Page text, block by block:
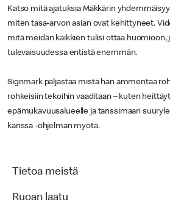
Katso mitä ajatuksia Mäkkärin
miten tasa-arvon asian ovat kehittyneet.
mitä meidän kaikkien tulisi ottaa
tulevaisuudessa entistä enemmän.
Signmark paljastaa mistä hän ammentaa
rohkeisiin tekoihin vaaditaan – kuten
epämukavuusalueelle ja tanssimaan
kanssa -ohjelman myötä.
Tietoa meistä
Ruoan laatu